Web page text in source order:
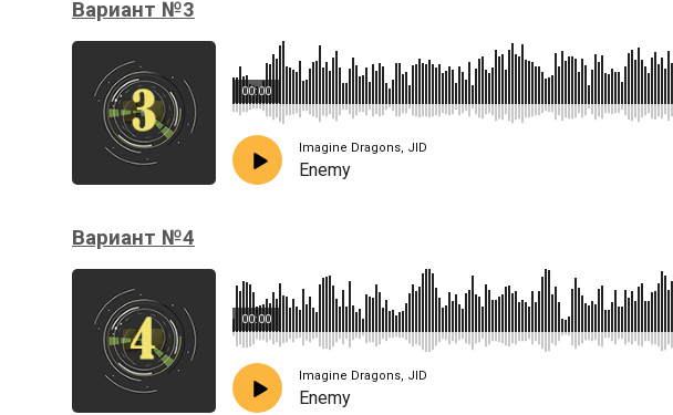
Вариант №3
00:00
Imagine Dragons, JID
Enemy
Вариант №4
00:00
Imagine Dragons, JID
Enemy